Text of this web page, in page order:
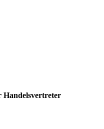
Handelsvertreter